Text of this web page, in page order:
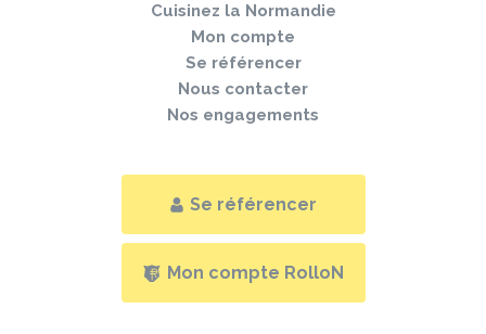
Cuisinez la Normandie
Mon compte
Se référencer
Nous contacter
Nos engagements
Se référencer
Mon compte RolloN